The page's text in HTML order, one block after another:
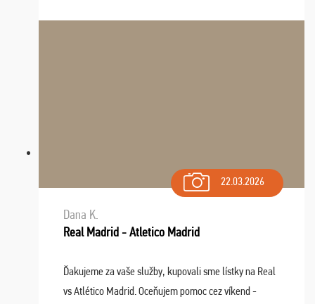
22.03.2026
Dana K.
Real Madrid - Atletico Madrid
Ďakujeme za vaše služby, kupovali sme lístky na Real
vs Atlético Madrid. Oceňujem pomoc cez víkend -